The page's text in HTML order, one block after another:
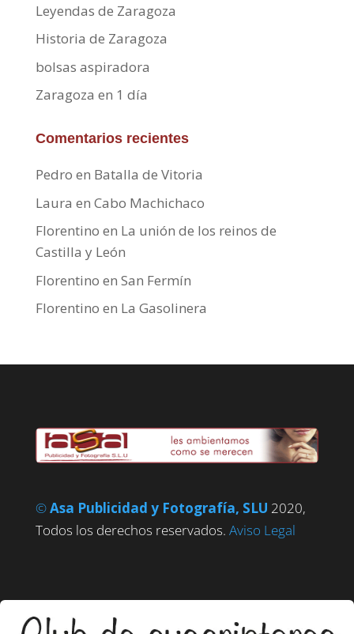
Leyendas de Zaragoza
Historia de Zaragoza
bolsas aspiradora
Zaragoza en 1 día
Comentarios recientes
Pedro en Batalla de Vitoria
Laura en Cabo Machichaco
Florentino en La unión de los reinos de
Castilla y León
Florentino en San Fermín
Florentino en La Gasolinera
©Asa Publicidad y Fotografía, SLU 2020,
Todos los derechos reservados. Aviso Legal